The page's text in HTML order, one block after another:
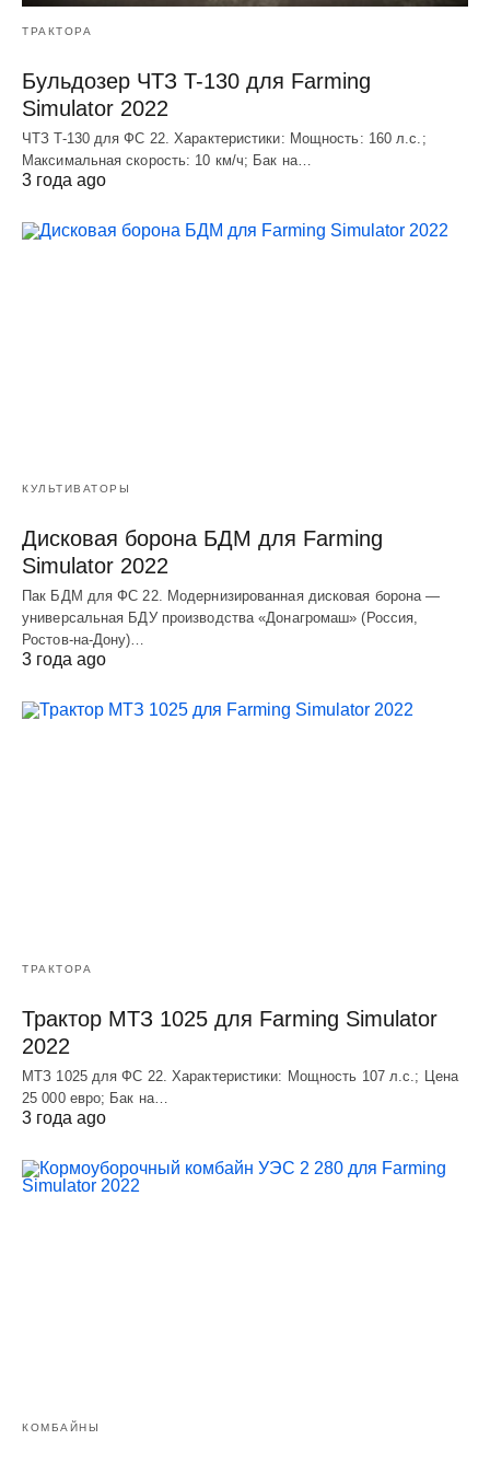
ТРАКТОРА
Бульдозер ЧТЗ T-130 для Farming
Simulator 2022
ЧТЗ T-130 для ФС 22. Характеристики: Мощноcть: 160 л.c.;
Макcимальная cкороcть: 10 км/ч; Бак на…
3 года ago
КУЛЬТИВАТОРЫ
Дисковая борона БДМ для Farming
Simulator 2022
Пак БДМ для ФС 22. Модернизированная дисковая борона —
универсальная БДУ производства «Донагромаш» (Россия,
Ростов-на-Дону)…
3 года ago
ТРАКТОРА
Трактор МТЗ 1025 для Farming Simulator
2022
МТЗ 1025 для ФС 22. Характеристики: Мощность 107 л.c.; Цена
25 000 евро; Бак на…
3 года ago
КОМБАЙНЫ